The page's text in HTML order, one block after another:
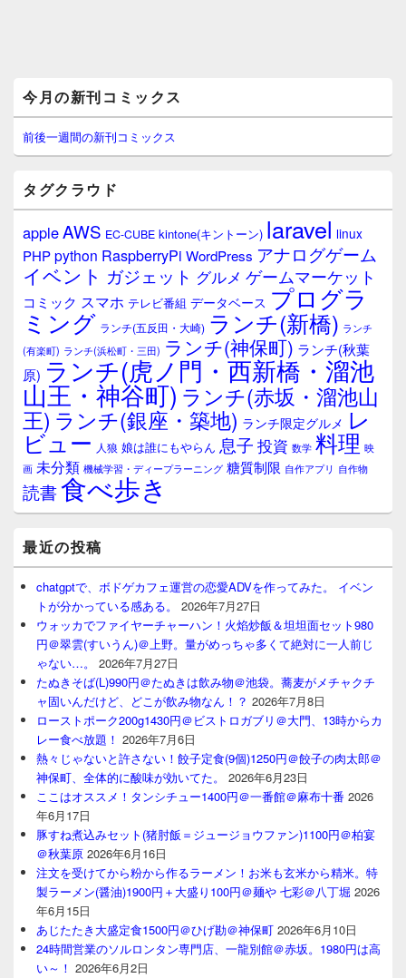
イ
ン
サ
イ
ウ
ィ
ジ
ェ
ア
今月の新刊コミックス
前後一週間の新刊コミックス
タグクラウド
appleAWS EC-CUBE kintone(キントーン) laravel linux
PHPpython RaspberryPi WordPress アナログゲーム
イベント ガジェット グルメ ゲームマーケット
コミック スマホ テレビ番組 データベース プログラ
ミング ランチ(五反田・大崎) ランチ(新橋) ランチ
(有楽町) ランチ(浜松町・三田) ランチ(神保町) ランチ(秋葉
原) ランチ(虎ノ門・西新橋・溜池
山王・神谷町) ランチ(赤坂・溜池山
王) ランチ(銀座・築地) ランチ限定グルメ レ
ビュー 人狼 娘は誰にもやらん 息子 投資 数学 料理 映
画 未分類 機械学習・ディープラーニング 糖質制限 自作アプリ 自作物
読書食べ歩き
最近の投稿
chatgptで、ボドゲカフェ運営の恋愛ADVを作ってみた。 イベン
トが分かっている感ある。
2026年7月27日
ウォッカでファイヤーチャーハン！火焰炒飯＆坦坦面セット980
円＠翠雲(すいうん)＠上野。量がめっちゃ多くて絶対に一人前じ
ゃない…。
2026年7月27日
たぬきそば(L)990円＠たぬきは飲み物＠池袋。蕎麦がメチャクチ
ャ固いんだけど、どこが飲み物なん！？ 2026年7月8日
ローストポーク200g1430円＠ビストロガブリ＠大門、13時からカ
レー食べ放題！ 2026年7月6日
熱々じゃないと許さない！餃子定食(9個)1250円＠餃子の肉太郎＠
神保町、全体的に酸味が効いてた。
2026年6月23日
ここはオススメ！タンシチュー1400円＠一番館＠麻布十番 2026
年6月17日
豚すね煮込みセット(猪肘飯＝ジュージョウファン)1100円＠柏宴
＠秋葉原 2026年6月16日
注文を受けてから粉から作るラーメン！お米も玄米から精米。特
製ラーメン(醤油)1900円＋大盛り100円＠麺や 七彩＠八丁堀 2026
年6月15日
あじたたき大盛定食1500円＠ひげ勘＠神保町 2026年6月10日
24時間営業のソルロンタン専門店、一龍別館＠赤坂。1980円は高
い～！ 2026年6月2日